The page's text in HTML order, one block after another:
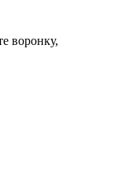
воронку,